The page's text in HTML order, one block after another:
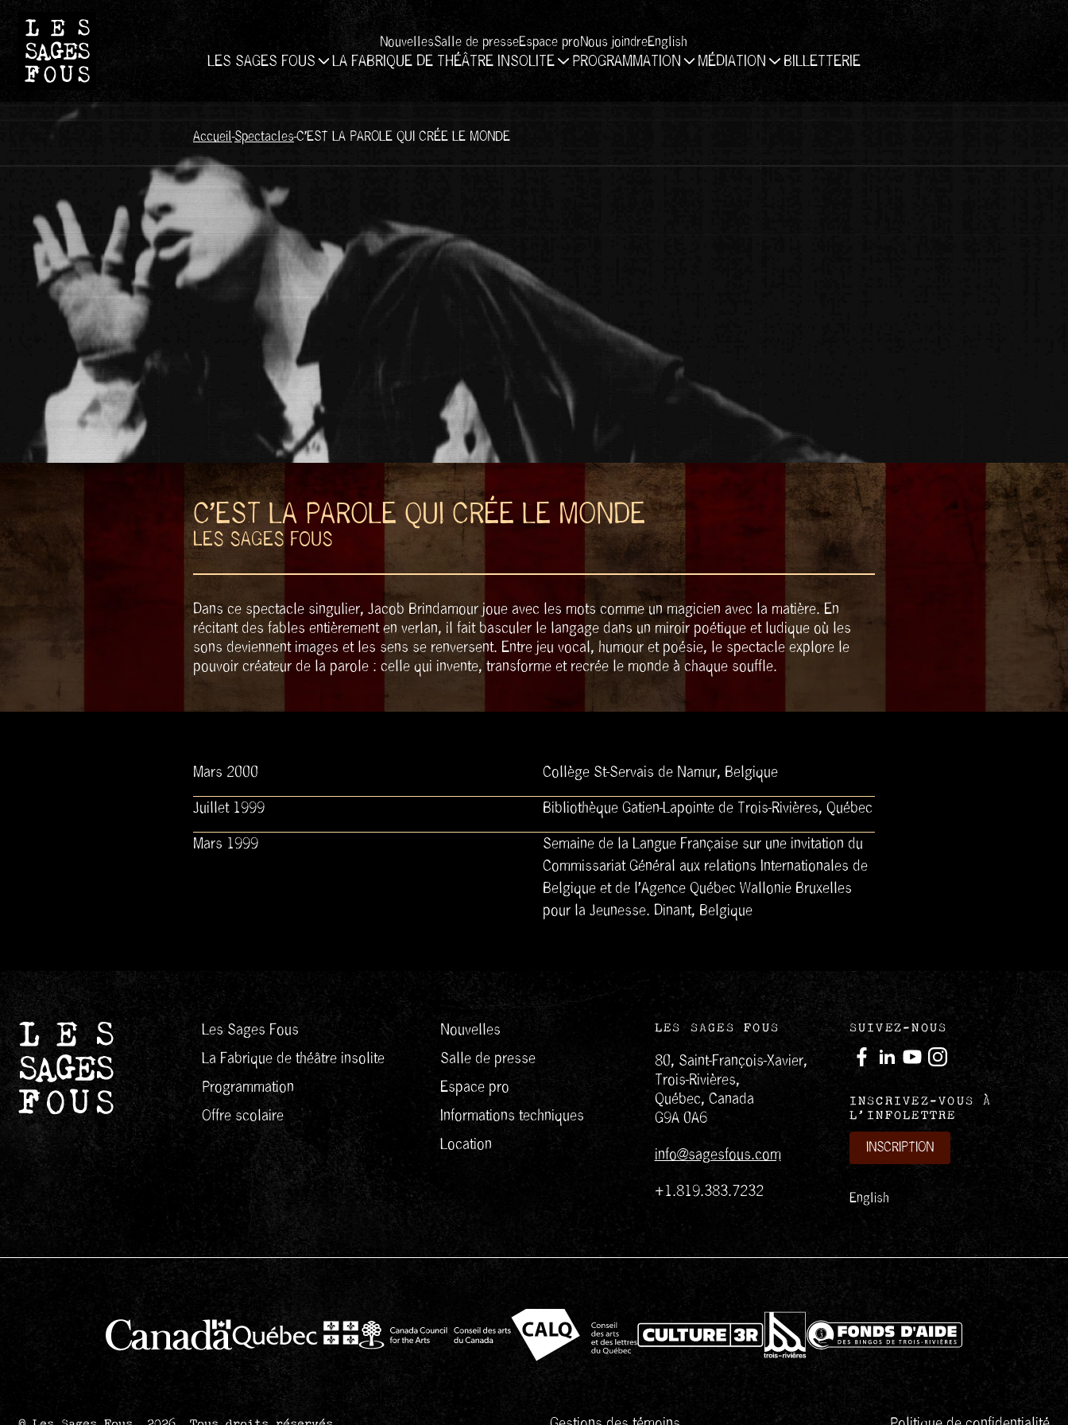
NouvellesSalle de presseEspace proNous joindreEnglish
LES SAGES FOUS LA FABRIQUE DE THÉÂTRE INSOLITE PROGRAMMATION MÉDIATION BILLETTERIE
Accueil-Spectacles-C’EST LA PAROLE QUI CRÉE LE MONDE
C’EST LA PAROLE QUI CRÉE LE MONDE
LES SAGES FOUS
Dans ce spectacle singulier, Jacob Brindamour joue avec les mots comme un magicien avec la matière. En
récitant des fables entièrement en verlan, il fait basculer le langage dans un miroir poétique et ludique où les
sons deviennent images et les sens se renversent. Entre jeu vocal, humour et poésie, le spectacle explore le
pouvoir créateur de la parole : celle qui invente, transforme et recrée le monde à chaque souffle.
Mars 2000
Collège St-Servais de Namur, Belgique
Juillet 1999
Bibliothèque Gatien-Lapointe de Trois-Rivières, Québec
Mars 1999
Semaine de la Langue Française sur une invitation du
Commissariat Général aux relations Internationales de
Belgique et de l’Agence Québec Wallonie Bruxelles
pour la Jeunesse. Dinant, Belgique
Les Sages Fous
La Fabrique de théâtre insolite
Programmation
Offre scolaire
Nouvelles
Salle de presse
Espace pro
Informations techniques
Location
LES SAGES FOUS
80, Saint-François-Xavier,
Trois-Rivières,
Québec, Canada
G9A 0A6
info@sagesfous.com
+1.819.383.7232
SUIVEZ-NOUS
INSCRIVEZ-VOUS À
L’INFOLETTRE
INSCRIPTION
English